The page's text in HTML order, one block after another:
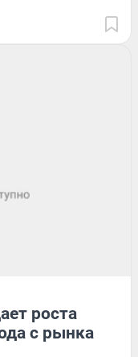
роста
с рынка